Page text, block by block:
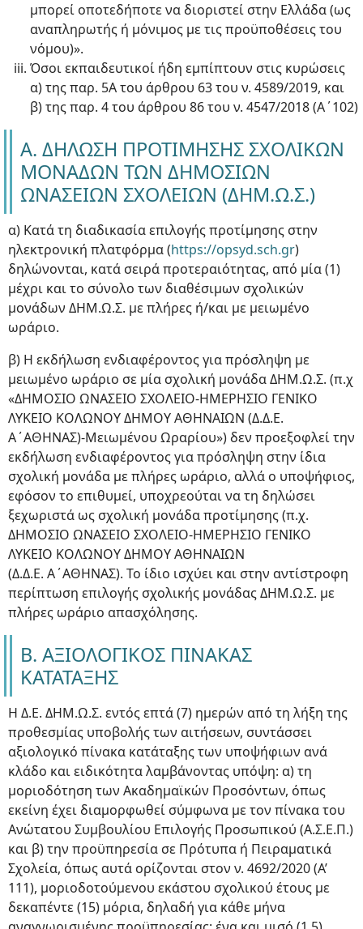
μπορεί οποτεδήποτε να διοριστεί στην Ελλάδα (ως
αναπληρωτής ή μόνιμος με τις προϋποθέσεις του
νόμου)».
Όσοι εκπαιδευτικοί ήδη εμπίπτουν στις κυρώσεις
α) της παρ. 5Α του άρθρου 63 του ν. 4589/2019, και
β) της παρ. 4 του άρθρου 86 του ν. 4547/2018 (Α΄102)
Α. ΔΗΛΩΣΗ ΠΡΟΤΙΜΗΣΗΣ ΣΧΟΛΙΚΩΝ
ΜΟΝΑΔΩΝ ΤΩΝ ΔΗΜΟΣΙΩΝ
ΩΝΑΣΕΙΩΝ ΣΧΟΛΕΙΩΝ (ΔΗΜ.Ω.Σ.)
α) Κατά τη διαδικασία επιλογής προτίμησης στην
ηλεκτρονική πλατφόρμα (https://opsyd.sch.gr)
δηλώνονται, κατά σειρά προτεραιότητας, από μία (1)
μέχρι και το σύνολο των διαθέσιμων σχολικών
μονάδων ΔΗΜ.Ω.Σ. με πλήρες ή/και με μειωμένο
ωράριο.
β) Η εκδήλωση ενδιαφέροντος για πρόσληψη με
μειωμένο ωράριο σε μία σχολική μονάδα ΔΗΜ.Ω.Σ. (π.χ
«ΔΗΜΟΣΙΟ ΩΝΑΣΕΙΟ ΣΧΟΛΕΙΟ-ΗΜΕΡΗΣΙΟ ΓΕΝΙΚΟ
ΛΥΚΕΙΟ ΚΟΛΩΝΟΥ ΔΗΜΟΥ ΑΘΗΝΑΙΩΝ (Δ.Δ.Ε.
Α΄ΑΘΗΝΑΣ)-Μειωμένου Ωραρίου») δεν προεξοφλεί την
εκδήλωση ενδιαφέροντος για πρόσληψη στην ίδια
σχολική μονάδα με πλήρες ωράριο, αλλά ο υποψήφιος,
εφόσον το επιθυμεί, υποχρεούται να τη δηλώσει
ξεχωριστά ως σχολική μονάδα προτίμησης (π.χ.
ΔΗΜΟΣΙΟ ΩΝΑΣΕΙΟ ΣΧΟΛΕΙΟ-ΗΜΕΡΗΣΙΟ ΓΕΝΙΚΟ
ΛΥΚΕΙΟ ΚΟΛΩΝΟΥ ΔΗΜΟΥ ΑΘΗΝΑΙΩΝ
(Δ.Δ.Ε. Α΄ΑΘΗΝΑΣ). Το ίδιο ισχύει και στην αντίστροφη
περίπτωση επιλογής σχολικής μονάδας ΔΗΜ.Ω.Σ. με
πλήρες ωράριο απασχόλησης.
Β. ΑΞΙΟΛΟΓΙΚΟΣ ΠΙΝΑΚΑΣ
ΚΑΤΑΤΑΞΗΣ
Η Δ.Ε. ΔΗΜ.Ω.Σ. εντός επτά (7) ημερών από τη λήξη της
προθεσμίας υποβολής των αιτήσεων, συντάσσει
αξιολογικό πίνακα κατάταξης των υποψήφιων ανά
κλάδο και ειδικότητα λαμβάνοντας υπόψη: α) τη
μοριοδότηση των Ακαδημαϊκών Προσόντων, όπως
εκείνη έχει διαμορφωθεί σύμφωνα με τον πίνακα του
Ανώτατου Συμβουλίου Επιλογής Προσωπικού (Α.Σ.Ε.Π.)
και β) την προϋπηρεσία σε Πρότυπα ή Πειραματικά
Σχολεία, όπως αυτά ορίζονται στον ν. 4692/2020 (Α’
111), μοριοδοτούμενου εκάστου σχολικού έτους με
δεκαπέντε (15) μόρια, δηλαδή για κάθε μήνα